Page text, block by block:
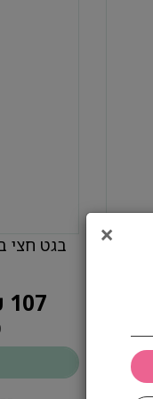
× בגט חצי בונז'ור
107 ₪ לפני מע''מ